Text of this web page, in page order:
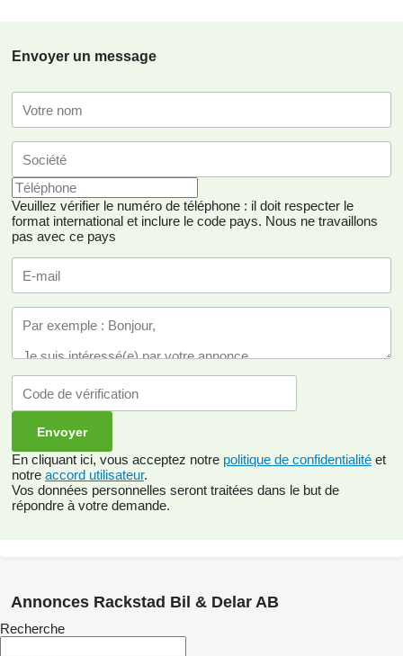
Envoyer un message
Veuillez vérifier le numéro de téléphone : il doit respecter le
format international et inclure le code pays. Nous ne travaillons
pas avec ce pays
En cliquant ici, vous acceptez notre politique de confidentialité et
notre accord utilisateur.
Vos données personnelles seront traitées dans le but de
répondre à votre demande.
Annonces Rackstad Bil & Delar AB
Recherche